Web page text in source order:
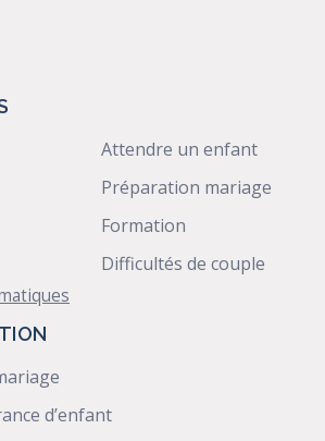
Attendre un enfant
Préparation mariage
Formation
Difficultés de couple
d’enfant